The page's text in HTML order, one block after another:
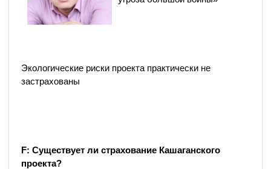
Экологические риски проекта практически не
застрахованы
F: Существует ли страхование Кашаганского
проекта?